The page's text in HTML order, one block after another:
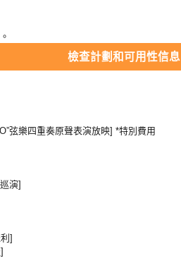
檢查計劃和可用性信息
弦樂四重奏原聲表演放映] *特別費用
演]
]